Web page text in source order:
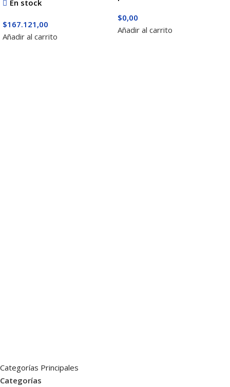
En stock
$167.121,00
Añadir al carrito
$0,00
Añadir al carrito
Categorías Principales
Categorías